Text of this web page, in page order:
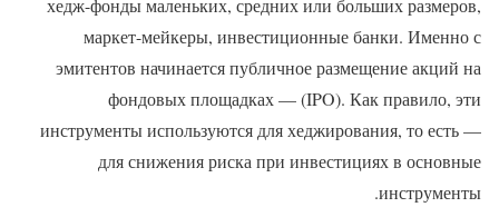
хедж-фонды маленьких, средних или больших размеров,
маркет-мейкеры, инвестиционные банки. Именно с
эмитентов начинается публичное размещение акций на
фондовых площадках — (IPO). Как правило, эти
инструменты используются для хеджирования, то есть —
для снижения риска при инвестициях в основные
инструменты.